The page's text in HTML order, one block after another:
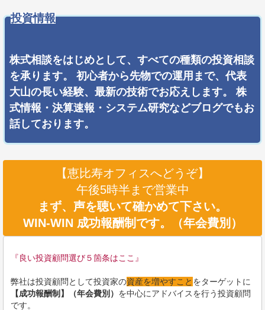
投資情報
株式相談をはじめとして、すべての種類の投資相談
を承ります。 初心者から先物での運用まで、代表
大山の長い経験、最新の技術でお応えします。 株
式情報・決算速報・システム研究などブログでもお
話しております。
【恵比寿オフィスへどうぞ】
午後5時半まで営業中
まず、声を聴いて確かめて下さい。
WIN-WIN 成功報酬制です。（年会費別）
『良い投資顧問選び５箇条はここ』
弊社は投資顧問として投資家の資産を増やすこと をターゲットに
【成功報酬制】（年会費別） を中心にアドバイスを行う投資顧問
です。